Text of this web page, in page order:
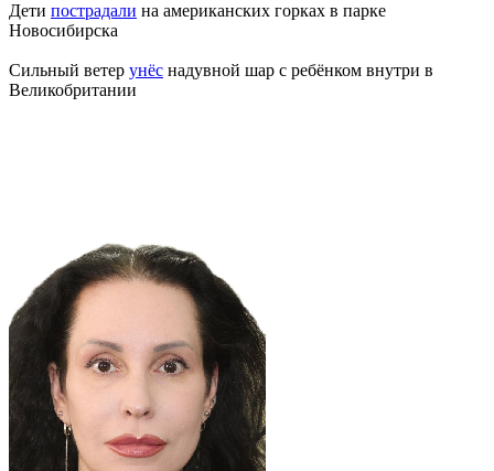
Дети пострадали на американских горках в парке
Новосибирска
Сильный ветер унёс надувной шар с ребёнком внутри в
Великобритании